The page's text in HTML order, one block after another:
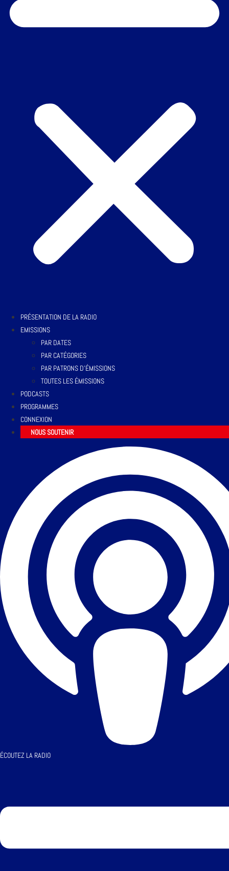
PRÉSENTATION DE LA RADIO
EMISSIONS
PAR DATES
PAR CATÉGORIES
PAR PATRONS D’ÉMISSIONS
TOUTES LES ÉMISSIONS
PODCASTS
PROGRAMMES
CONNEXION
NOUS SOUTENIR
ÉCOUTEZ LA RADIO